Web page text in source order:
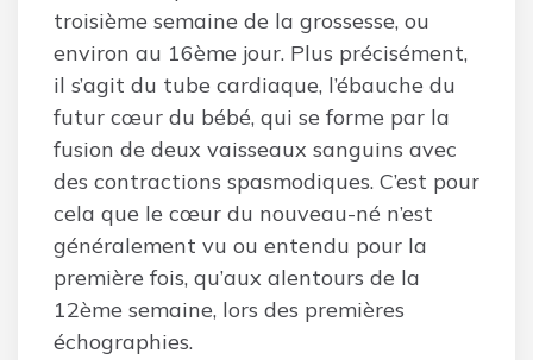
troisième semaine de la grossesse, ou
environ au 16ème jour. Plus précisément,
il s’agit du tube cardiaque, l’ébauche du
futur cœur du bébé, qui se forme par la
fusion de deux vaisseaux sanguins avec
des contractions spasmodiques. C’est pour
cela que le cœur du nouveau-né n’est
généralement vu ou entendu pour la
première fois, qu’aux alentours de la
12ème semaine, lors des premières
échographies.